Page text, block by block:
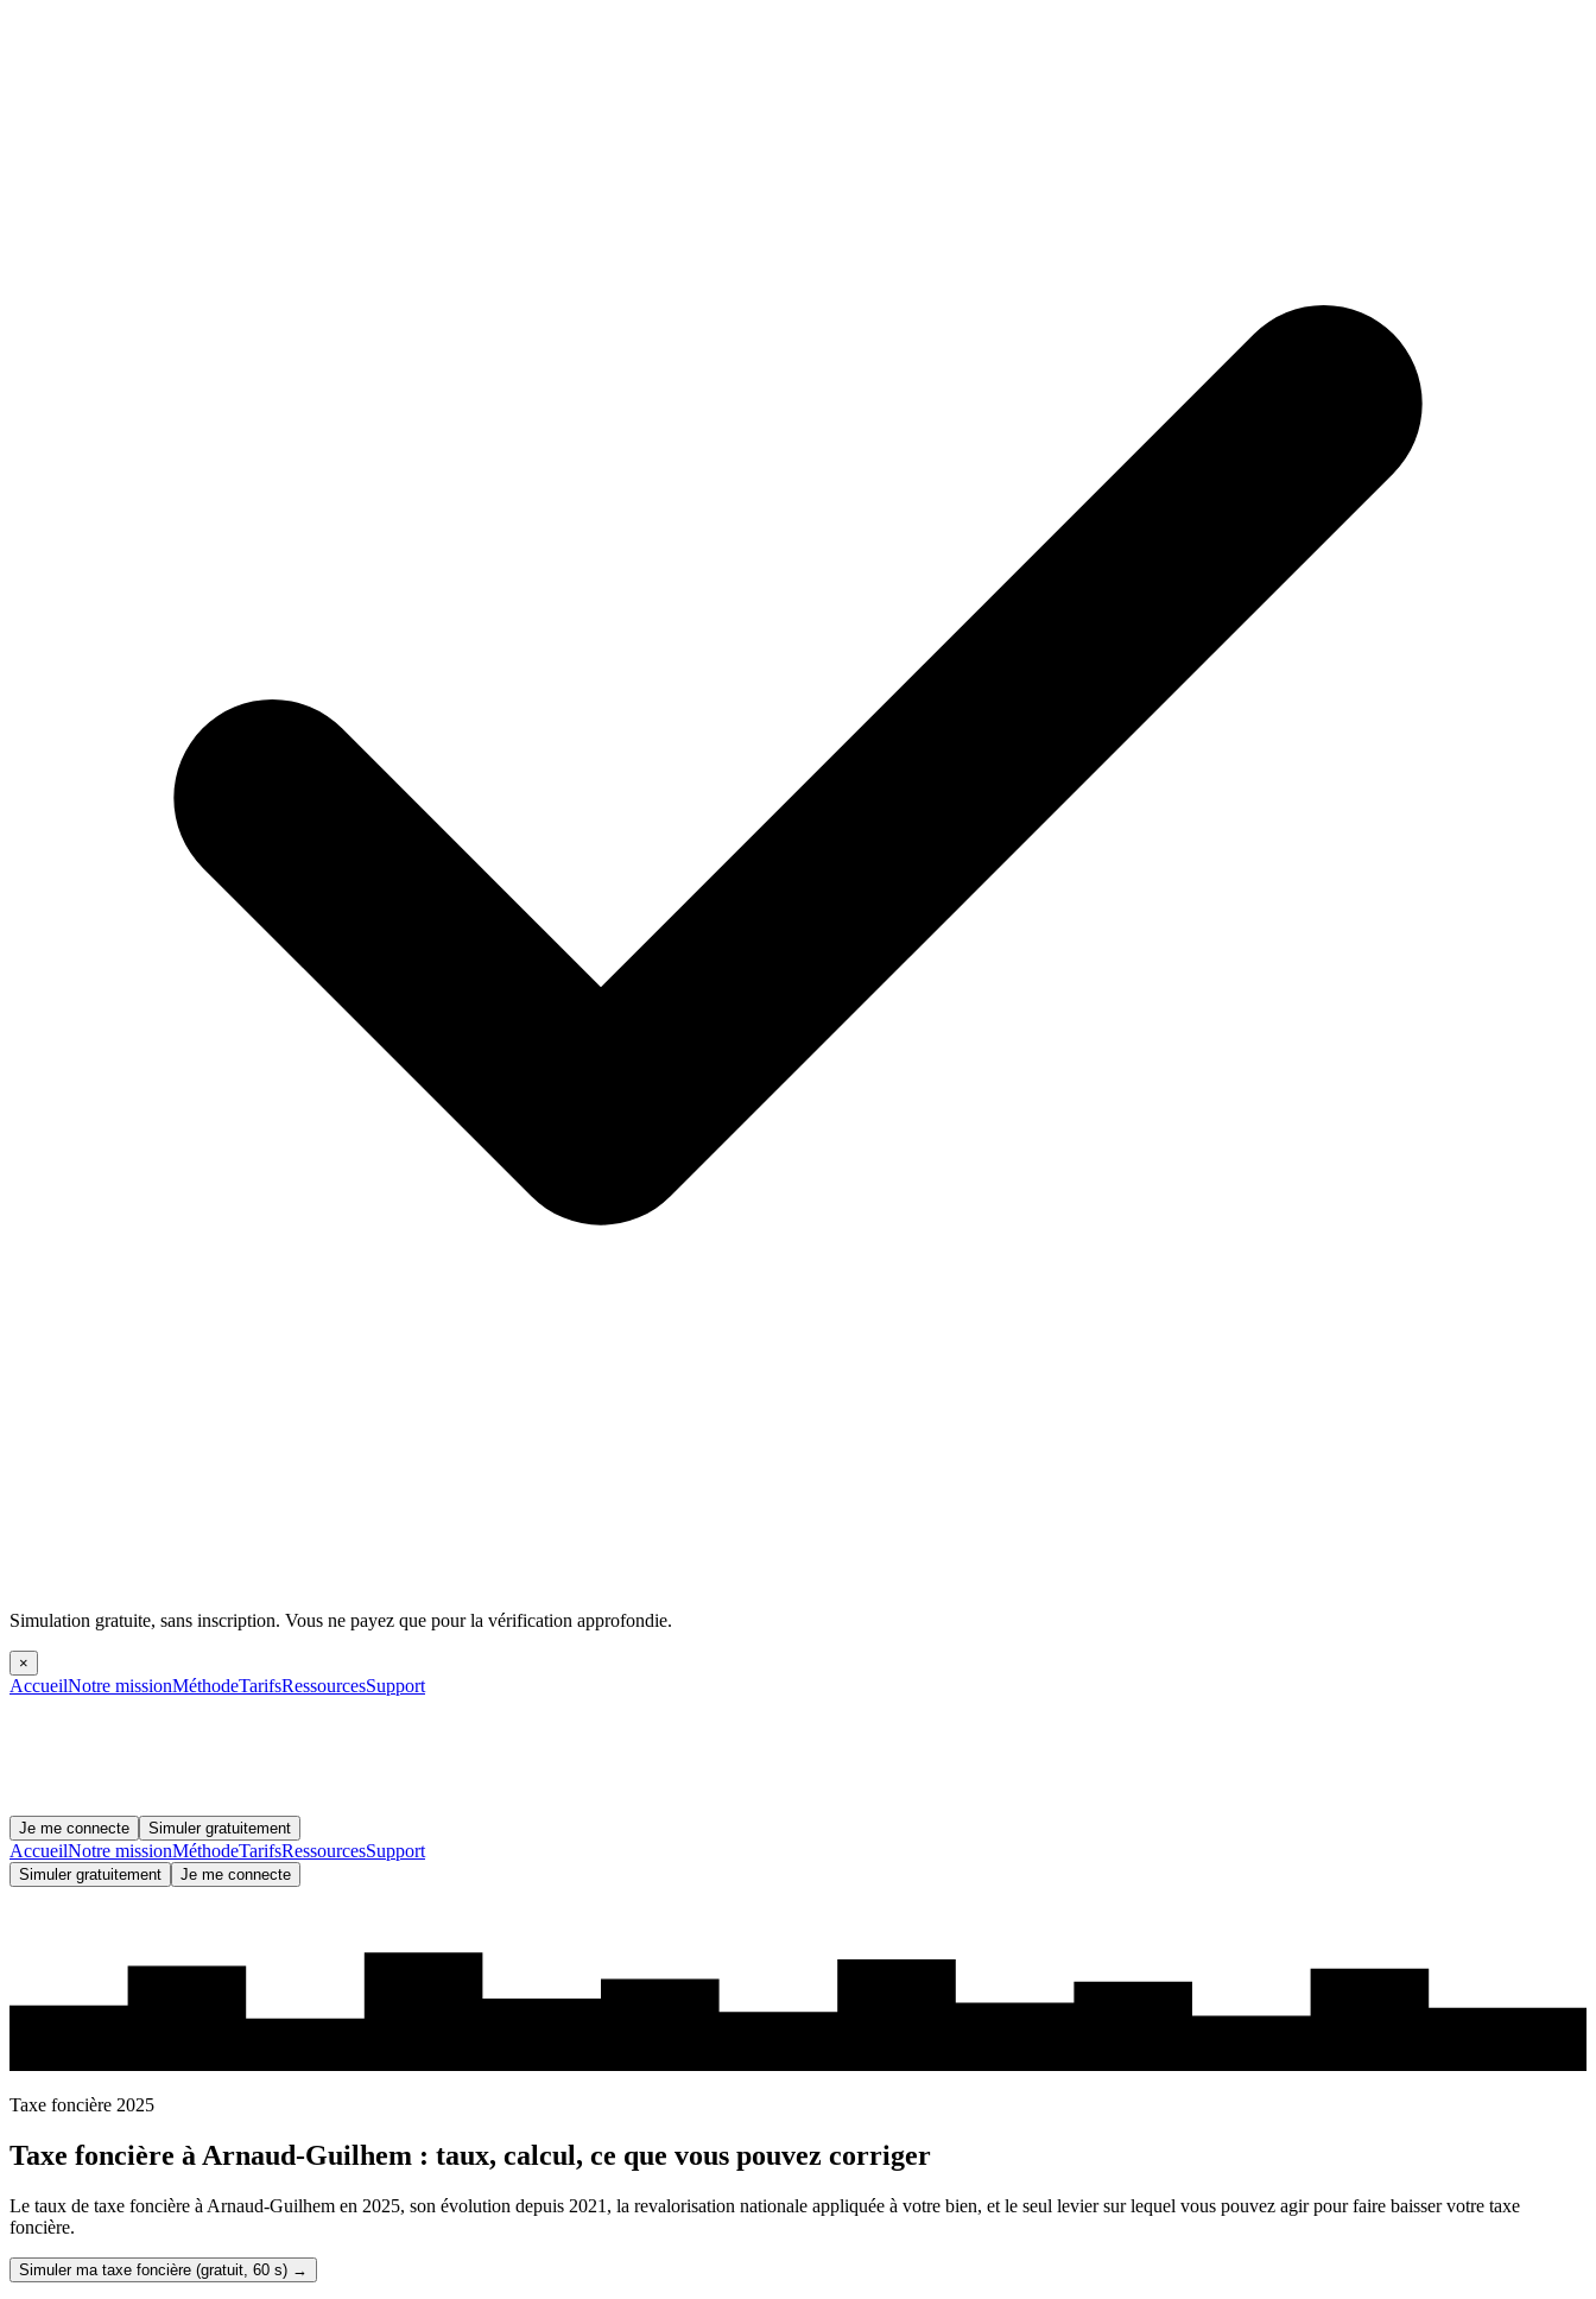
Simulation gratuite, sans inscription. Vous ne payez que pour la vérification approfondie.
×
AccueilNotre missionMéthodeTarifsRessourcesSupport
Je me connecte Simuler gratuitement
AccueilNotre missionMéthodeTarifsRessourcesSupport
Simuler gratuitement Je me connecte
Taxe foncière 2025
Taxe foncière à Arnaud-Guilhem : taux, calcul, ce que vous pouvez corriger
Le taux de taxe foncière à Arnaud-Guilhem en 2025, son évolution depuis 2021, la revalorisation nationale appliquée à votre bien, et le seul levier sur lequel vous pouvez agir pour faire baisser votre taxe
foncière.
Simuler ma taxe foncière (gratuit, 60 s) →